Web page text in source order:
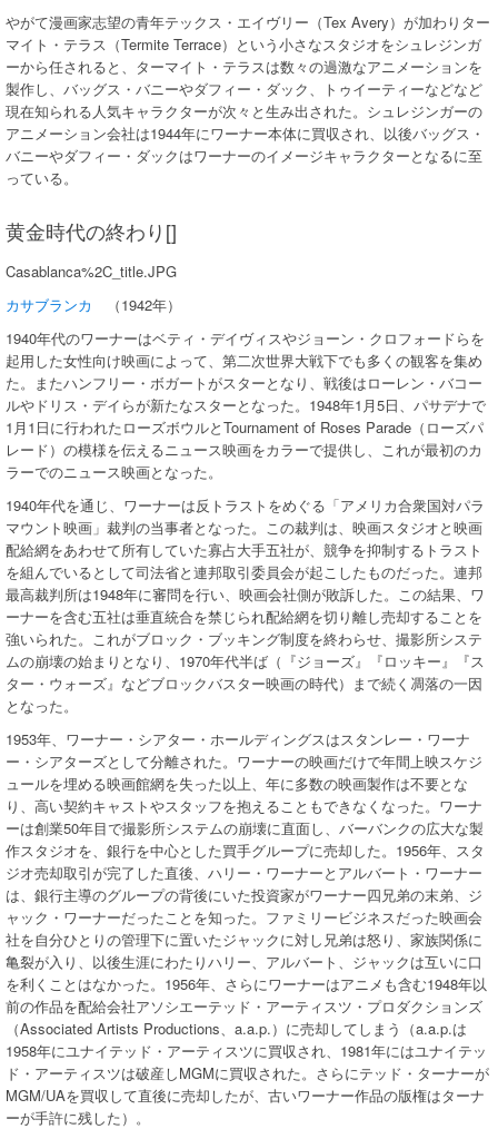
やがて漫画家志望の青年テックス・エイヴリー（Tex Avery）が加わりター
マイト・テラス（Termite Terrace）という小さなスタジオをシュレジンガ
ーから任されると、ターマイト・テラスは数々の過激なアニメーションを
製作し、バッグス・バニーやダフィー・ダック、トゥイーティーなどなど
現在知られる人気キャラクターが次々と生み出された。シュレジンガーの
アニメーション会社は1944年にワーナー本体に買収され、以後バッグス・
バニーやダフィー・ダックはワーナーのイメージキャラクターとなるに至
っている。
黄金時代の終わり[]
Casablanca%2C_title.JPG
カサブランカ
（1942年）
1940年代のワーナーはベティ・デイヴィスやジョーン・クロフォードらを
起用した女性向け映画によって、第二次世界大戦下でも多くの観客を集め
た。またハンフリー・ボガートがスターとなり、戦後はローレン・バコー
ルやドリス・デイらが新たなスターとなった。1948年1月5日、パサデナで
1月1日に行われたローズボウルとTournament of Roses Parade（ローズパ
レード）の模様を伝えるニュース映画をカラーで提供し、これが最初のカ
ラーでのニュース映画となった。
1940年代を通じ、ワーナーは反トラストをめぐる「アメリカ合衆国対パラ
マウント映画」裁判の当事者となった。この裁判は、映画スタジオと映画
配給網をあわせて所有していた寡占大手五社が、競争を抑制するトラスト
を組んでいるとして司法省と連邦取引委員会が起こしたものだった。連邦
最高裁判所は1948年に審問を行い、映画会社側が敗訴した。この結果、ワ
ーナーを含む五社は垂直統合を禁じられ配給網を切り離し売却することを
強いられた。これがブロック・ブッキング制度を終わらせ、撮影所システ
ムの崩壊の始まりとなり、1970年代半ば（『ジョーズ』『ロッキー』『ス
ター・ウォーズ』などブロックバスター映画の時代）まで続く凋落の一因
となった。
1953年、ワーナー・シアター・ホールディングスはスタンレー・ワーナ
ー・シアターズとして分離された。ワーナーの映画だけで年間上映スケジ
ュールを埋める映画館網を失った以上、年に多数の映画製作は不要とな
り、高い契約キャストやスタッフを抱えることもできなくなった。ワーナ
ーは創業50年目で撮影所システムの崩壊に直面し、バーバンクの広大な製
作スタジオを、銀行を中心とした買手グループに売却した。1956年、スタ
ジオ売却取引が完了した直後、ハリー・ワーナーとアルバート・ワーナー
は、銀行主導のグループの背後にいた投資家がワーナー四兄弟の末弟、ジ
ャック・ワーナーだったことを知った。ファミリービジネスだった映画会
社を自分ひとりの管理下に置いたジャックに対し兄弟は怒り、家族関係に
亀裂が入り、以後生涯にわたりハリー、アルバート、ジャックは互いに口
を利くことはなかった。1956年、さらにワーナーはアニメも含む1948年以
前の作品を配給会社アソシエーテッド・アーティスツ・プロダクションズ
（Associated Artists Productions、a.a.p.）に売却してしまう（a.a.p.は
1958年にユナイテッド・アーティスツに買収され、1981年にはユナイテッ
ド・アーティスツは破産しMGMに買収された。さらにテッド・ターナーが
MGM/UAを買収して直後に売却したが、古いワーナー作品の版権はターナ
ーが手許に残した）。